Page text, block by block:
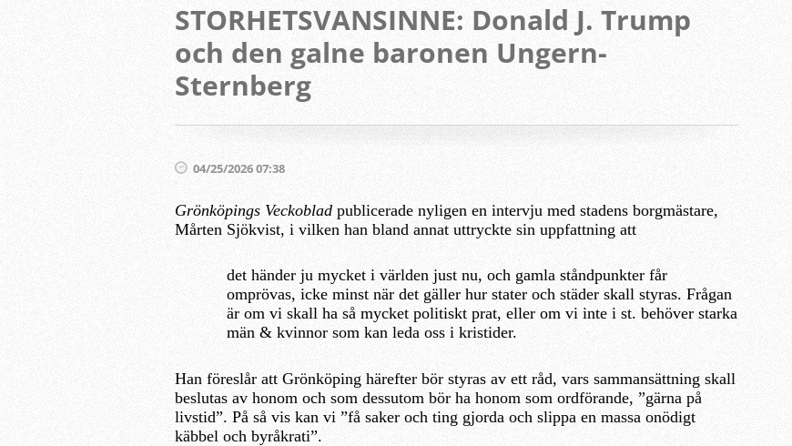
STORHETSVANSINNE: Donald J. Trump
och den galne baronen Ungern-
Sternberg
04/25/2026 07:38
Grönköpings Veckoblad publicerade nyligen en intervju med stadens borgmästare,
Mårten Sjökvist, i vilken han bland annat uttryckte sin uppfattning att
det händer ju mycket i världen just nu, och gamla ståndpunkter får
omprövas, icke minst när det gäller hur stater och städer skall styras. Frågan
är om vi skall ha så mycket politiskt prat, eller om vi inte i st. behöver starka
män & kvinnor som kan leda oss i kristider.
Han föreslår att Grönköping härefter bör styras av ett råd, vars sammansättning skall
beslutas av honom och som dessutom bör ha honom som ordförande, ”gärna på
livstid”. På så vis kan vi ”få saker och ting gjorda och slippa en massa onödigt
käbbel och byråkrati”.